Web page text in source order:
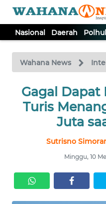
Nasional Daerah
Wahana News
Gagal Dapat
Turis
Juta
Sutrisno
Minggu, 10
TV
Tutup
NASIONAL
POLHUKAM
KRIMINAL
EKUIN